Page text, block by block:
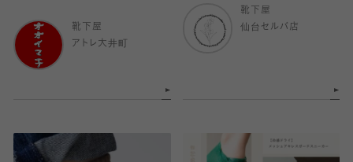
靴下屋
アトレ大井町
靴下屋
仙台セルバ店